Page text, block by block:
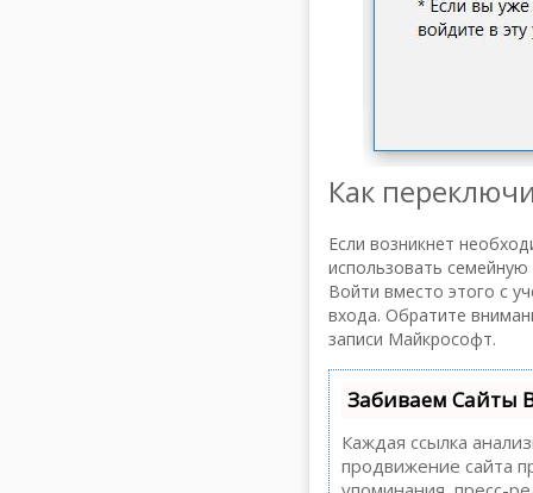
Как
Если возникнет
использовать
Войти вместо этого с
входа. Обратите
записи Майкрософт.
Забиваем Сайты
Каждая ссылка
продвижение сайта